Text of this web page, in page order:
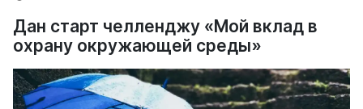
Дан старт челленджу «Мой вклад в
охрану окружающей среды»